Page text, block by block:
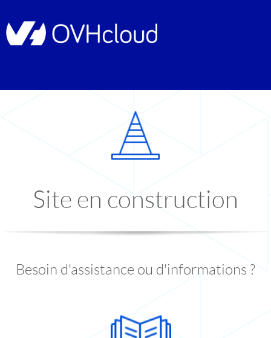
Site en construction
Besoin d'assistance ou d'informations ?